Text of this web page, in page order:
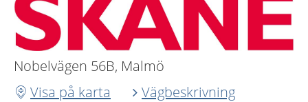
Nobelvägen 56B, Malmö
Visa på karta
Vägbeskrivning